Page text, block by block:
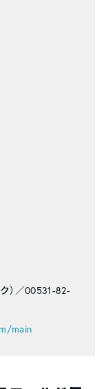
）／00531-82-
main